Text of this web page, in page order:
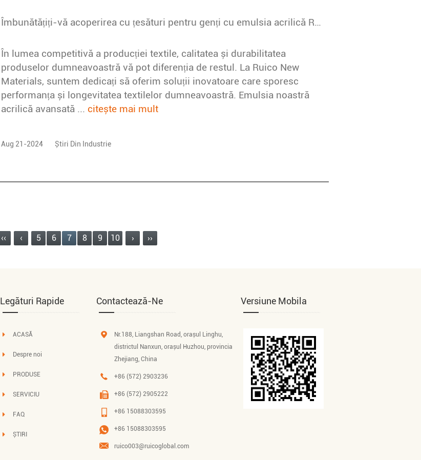
Îmbunătățiți-vă acoperirea cu țesături pentru genți cu emulsia acrilică Ruico New Materials
În lumea competitivă a producției textile, calitatea și durabilitatea
produselor dumneavoastră vă pot diferenția de restul. La Ruico New
Materials, suntem dedicați să oferim soluții inovatoare care sporesc
performanța și longevitatea textilelor dumneavoastră. Emulsia noastră
acrilică avansată ... citește mai mult
Aug 21-2024 Știri Din Industrie
‹‹ ‹ 5 6 7 8 9 10 › ››
Legături Rapide
ACASĂ
Despre noi
PRODUSE
SERVICIU
FAQ
ȘTIRI
Contactează-Ne
Nr.188, Liangshan Road, orașul Linghu,
districtul Nanxun, orașul Huzhou, provincia
Zhejiang, China
+86 (572) 2903236
+86 (572) 2905222
+86 15088303595
+86 15088303595
ruico003@ruicoglobal.com
Versiune Mobila